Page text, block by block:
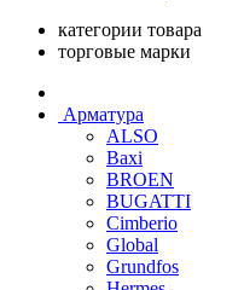
категории товара
торговые марки
Арматура
ALSO
Baxi
BROEN
BUGATTI
Cimberio
Global
Grundfos